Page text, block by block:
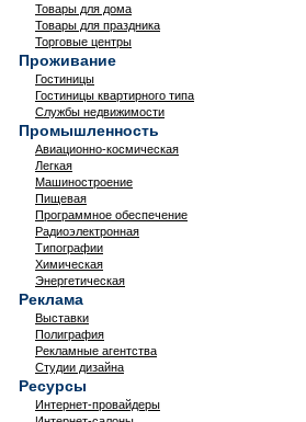
Товары для дома
Товары для праздника
Торговые центры
Проживание
Гостиницы
Гостиницы квартирного типа
Службы недвижимости
Промышленность
Авиационно-космическая
Легкая
Машиностроение
Пищевая
Программное обеспечение
Радиоэлектронная
Типографии
Химическая
Энергетическая
Реклама
Выставки
Полиграфия
Рекламные агентства
Студии дизайна
Ресурсы
Интернет-провайдеры